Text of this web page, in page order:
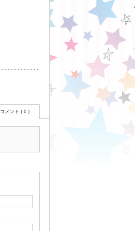
コメント ( 0 )